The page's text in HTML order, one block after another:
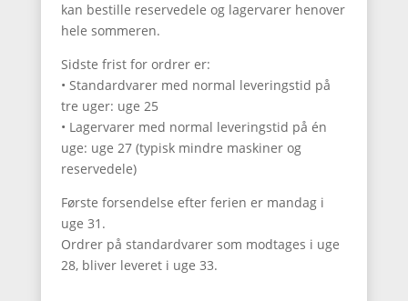
kan bestille reservedele og lagervarer henover
hele sommeren.
Sidste frist for ordrer er:
• Standardvarer med normal leveringstid på
tre uger: uge 25
• Lagervarer med normal leveringstid på én
uge: uge 27 (typisk mindre maskiner og
reservedele)
Første forsendelse efter ferien er mandag i
uge 31.
Ordrer på standardvarer som modtages i uge
28, bliver leveret i uge 33.